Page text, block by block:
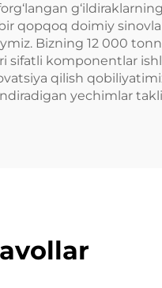
qopqoq doimiy
Bizning 12 000
sifatli komponentlar
qilish
yechimlar